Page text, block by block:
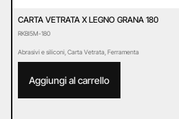
CARTA VETRATA X LEGNO GRANA 180
RKBI5M-180
Abrasivi e siliconi Carta Vetrata Ferramenta
Aggiungi al carrello